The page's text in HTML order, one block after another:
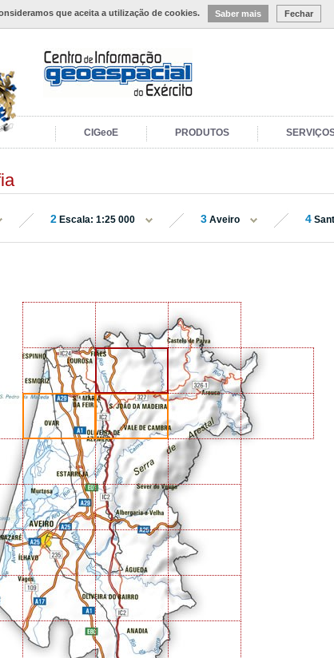
que aceita a utilização de cookies. Saber mais Fechar
CIGeoE PRODUTOS
2 Escala: 1:25 000 3 Aveiro 4